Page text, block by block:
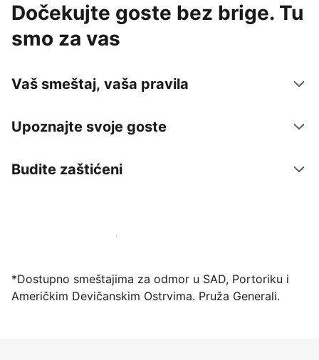
Dočekujte goste bez brige. Tu
smo za vas
Vaš smeštaj, vaša pravila
Upoznajte svoje goste
Budite zaštićeni
Registrujte svoj objekat već danas
*Dostupno smeštajima za odmor u SAD, Portoriku i
Američkim Devičanskim Ostrvima. Pruža Generali.